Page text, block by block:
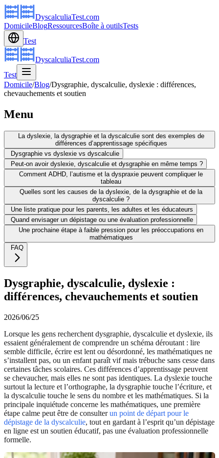
DyscalculiaTest.com
DomicileBlogRessourcesBoîte à outilsTests
Test
DyscalculiaTest.com
Test
Domicile/Blog/Dysgraphie, dyscalculie, dyslexie : différences,
chevauchements et soutien
Menu
La dyslexie, la dysgraphie et la dyscalculie sont des exemples de
différences d’apprentissage spécifiques
Dysgraphie vs dyslexie vs dyscalculie
Peut-on avoir dyslexie, dyscalculie et dysgraphie en même temps ?
Comment ADHD, l’autisme et la dyspraxie peuvent compliquer le
tableau
Quelles sont les causes de la dyslexie, de la dysgraphie et de la
dyscalculie ?
Une liste pratique pour les parents, les adultes et les éducateurs
Quand envisager un dépistage ou une évaluation professionnelle
Une prochaine étape à faible pression pour les préoccupations en
mathématiques
FAQ
Dysgraphie, dyscalculie, dyslexie :
différences, chevauchements et soutien
2026/06/25
Lorsque les gens recherchent dysgraphie, dyscalculie et dyslexie, ils
essaient généralement de comprendre un schéma déroutant : lire
semble difficile, écrire est lent ou désordonné, les mathématiques ne
s’installent pas, ou un enfant paraît vif mais trébuche sans cesse dans
certaines tâches scolaires. Ces différences d’apprentissage peuvent
se chevaucher, mais elles ne sont pas identiques. La dyslexie touche
surtout la lecture et l’orthographe, la dysgraphie touche l’écriture, et
la dyscalculie touche le sens du nombre et les mathématiques. Si la
principale inquiétude concerne les mathématiques, une première
étape calme peut être de consulterun point de départ pour le
dépistage de la dyscalculie, tout en gardant à l’esprit qu’un dépistage
en ligne est un soutien éducatif, pas une évaluation professionnelle
formelle.